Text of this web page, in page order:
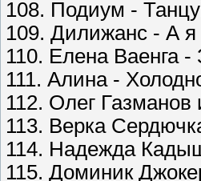
108. Подиум -
109. Дилижанс - А я
110. Елена Ваенга -
111. Алина -
112. Олег
113. Верка
114. Надежда
115. Доминик